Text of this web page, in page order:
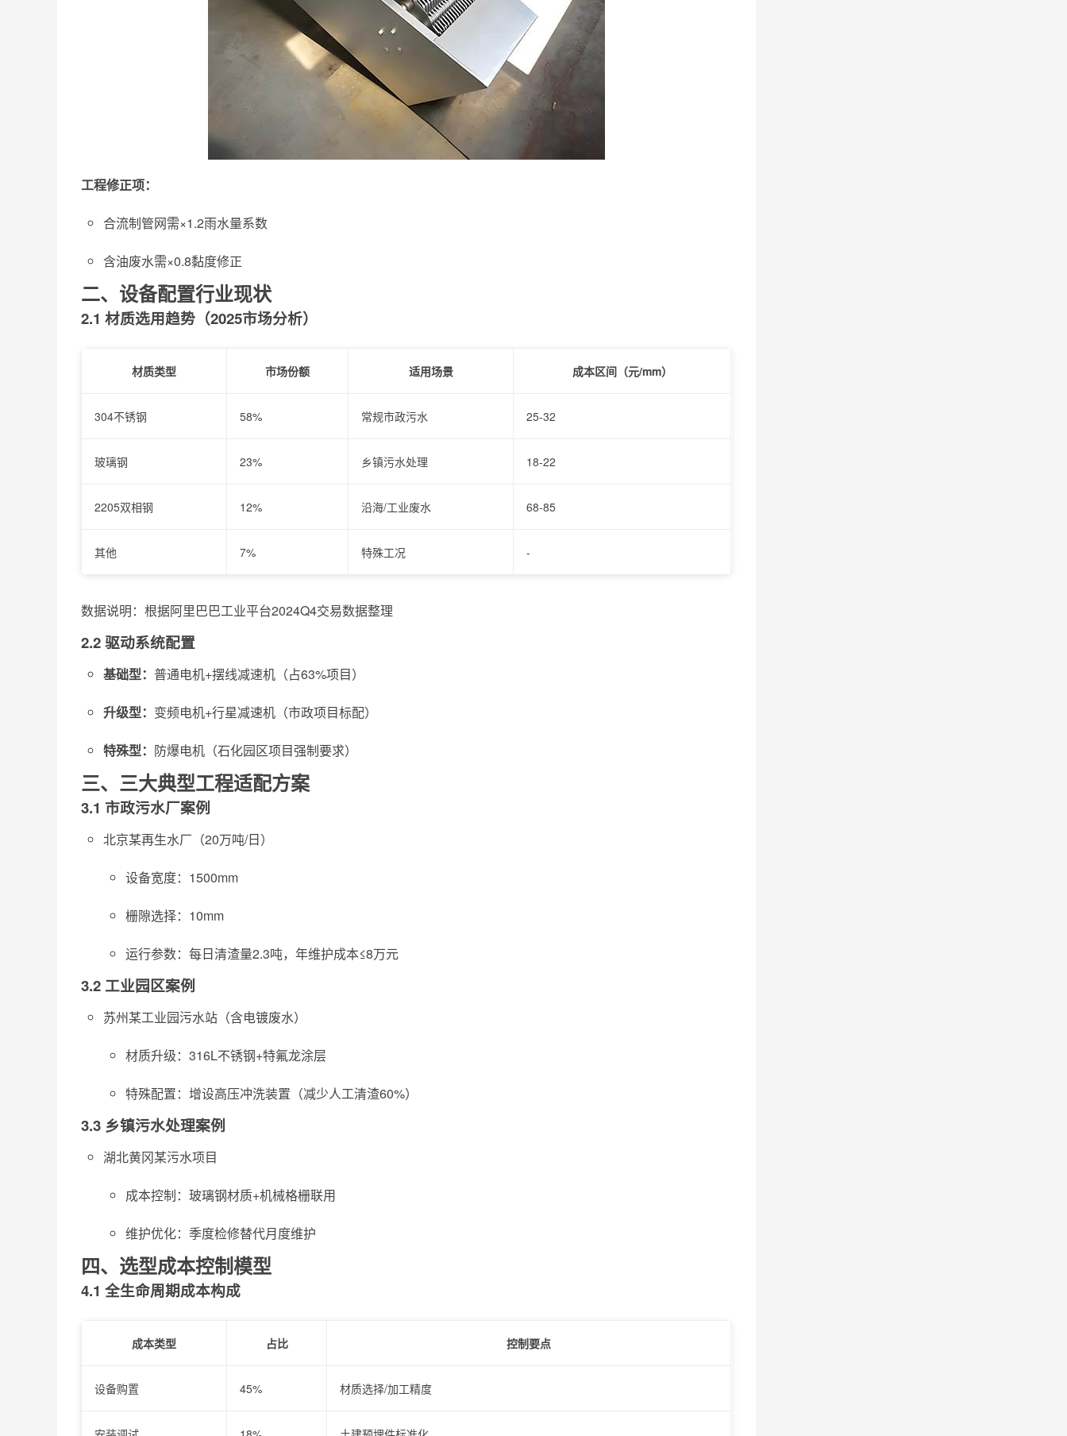
工程修正项：
合流制管网需×1.2雨水量系数
含油废水需×0.8黏度修正
二、设备配置行业现状
2.1 材质选用趋势（2025市场分析）
材质类型 市场份额 适用场景 成本区间（元/mm）
304不锈钢 58% 常规市政污水 25-32
玻璃钢 23% 乡镇污水处理 18-22
2205双相钢 12% 沿海/工业废水 68-85
其他 7% 特殊工况 -
数据说明：根据阿里巴巴工业平台2024Q4交易数据整理
2.2 驱动系统配置
基础型： 普通电机+摆线减速机（占63%项目）
升级型： 变频电机+行星减速机（市政项目标配）
特殊型： 防爆电机（石化园区项目强制要求）
三、三大典型工程适配方案
3.1 市政污水厂案例
北京某再生水厂（20万吨/日）
设备宽度：1500mm
栅隙选择：10mm
运行参数：每日清渣量2.3吨，年维护成本≤8万元
3.2 工业园区案例
苏州某工业园污水站（含电镀废水）
材质升级：316L不锈钢+特氟龙涂层
特殊配置：增设高压冲洗装置（减少人工清渣60%）
3.3 乡镇污水处理案例
湖北黄冈某污水项目
成本控制：玻璃钢材质+机械格栅联用
维护优化：季度检修替代月度维护
四、选型成本控制模型
4.1 全生命周期成本构成
成本类型 占比 控制要点
设备购置 45% 材质选择/加工精度